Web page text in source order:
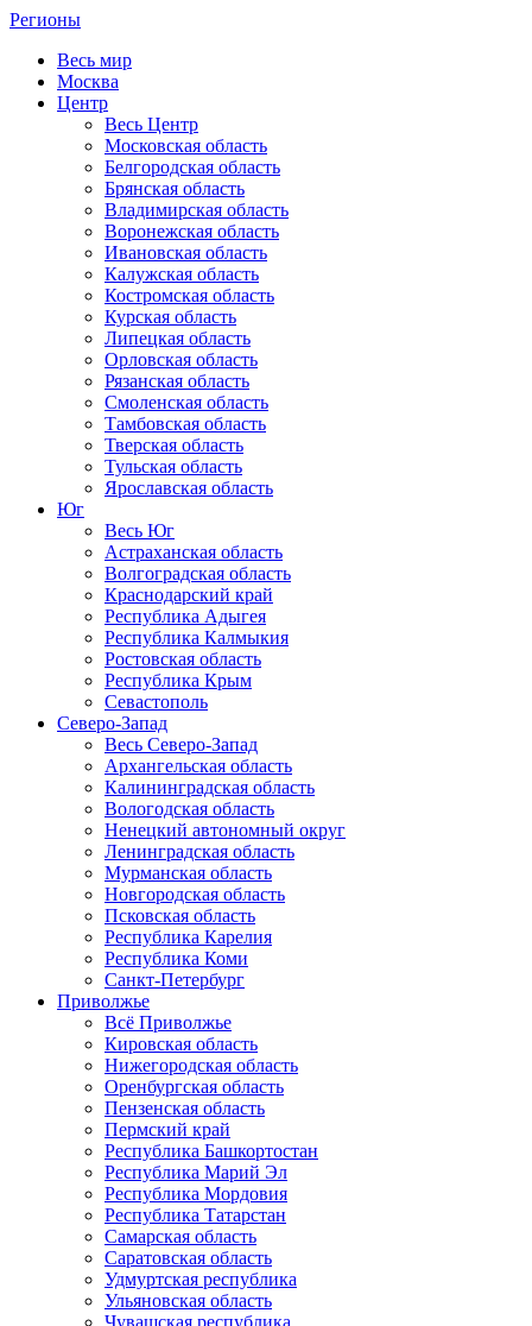
Регионы
Весь мир
Москва
Центр
Весь Центр
Московская область
Белгородская область
Брянская область
Владимирская область
Воронежская область
Ивановская область
Калужская область
Костромская область
Курская область
Липецкая область
Орловская область
Рязанская область
Смоленская область
Тамбовская область
Тверская область
Тульская область
Ярославская область
Юг
Весь Юг
Астраханская область
Волгоградская область
Краснодарский край
Республика Адыгея
Республика Калмыкия
Ростовская область
Республика Крым
Севастополь
Северо-Запад
Весь Северо-Запад
Архангельская область
Калининградская область
Вологодская область
Ненецкий автономный округ
Ленинградская область
Мурманская область
Новгородская область
Псковская область
Республика Карелия
Республика Коми
Санкт-Петербург
Приволжье
Всё Приволжье
Кировская область
Нижегородская область
Оренбургская область
Пензенская область
Пермский край
Республика Башкортостан
Республика Марий Эл
Республика Мордовия
Республика Татарстан
Самарская область
Саратовская область
Удмуртская республика
Ульяновская область
Чувашская республика